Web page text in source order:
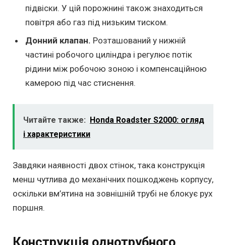
підвіски. У цій порожнині також знаходиться
повітря або газ під низьким тиском.
Донний клапан. Розташований у нижній
частині робочого циліндра і регулює потік
рідини між робочою зоною і компенсаційною
камерою під час стиснення.
Читайте также: Honda Roadster S2000: огляд
і характеристики
Завдяки наявності двох стінок, така конструкція
менш чутлива до механічних пошкоджень корпусу,
оскільки вм’ятина на зовнішній трубі не блокує рух
поршня.
Конструкція однотрубного